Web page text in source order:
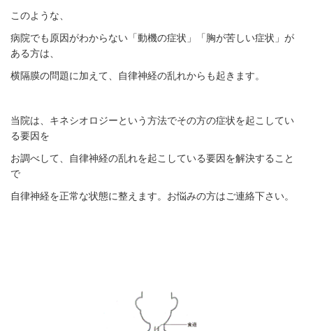
このような、
病院でも原因がわからない「動機の症状」「胸が苦しい症状」が
ある方は、
横隔膜の問題に加えて、自律神経の乱れからも起きます。
当院は、キネシオロジーという方法でその方の症状を起こしてい
る要因を
お調べして、自律神経の乱れを起こしている要因を解決すること
で
自律神経を正常な状態に整えます。お悩みの方はご連絡下さい。